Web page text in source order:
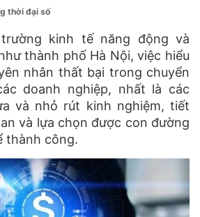
thời đại số
kinh tế năng động và
thành phố Hà Nội, việc hiểu
nhân thất bại trong chuyển
doanh nghiệp, nhất là các
và nhỏ rút kinh nghiệm, tiết
và lựa chọn được con đường
thành công.